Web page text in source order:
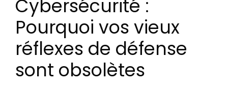
Cybersécurité :
Pourquoi vos vieux
réflexes de défense
sont obsolètes